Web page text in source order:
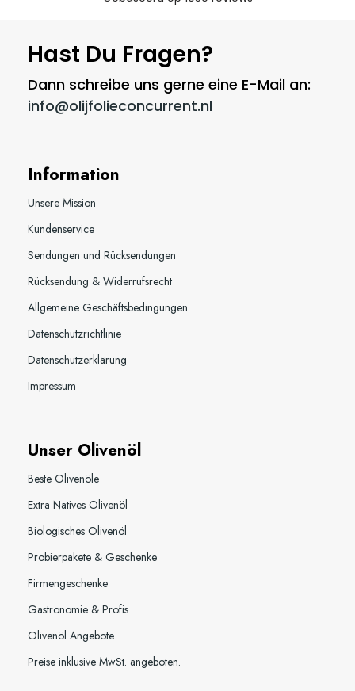
Hast Du Fragen?
Dann schreibe uns gerne eine E-Mail an:
info@olijfolieconcurrent.nl
Information
Unsere Mission
Kundenservice
Sendungen und Rücksendungen
Rücksendung & Widerrufsrecht
Allgemeine Geschäftsbedingungen
Datenschutzrichtlinie
Datenschutzerklärung
Impressum
Unser Olivenöl
Beste Olivenöle
Extra Natives Olivenöl
Biologisches Olivenöl
Probierpakete & Geschenke
Firmengeschenke
Gastronomie & Profis
Olivenöl Angebote
Preise inklusive MwSt. angeboten.